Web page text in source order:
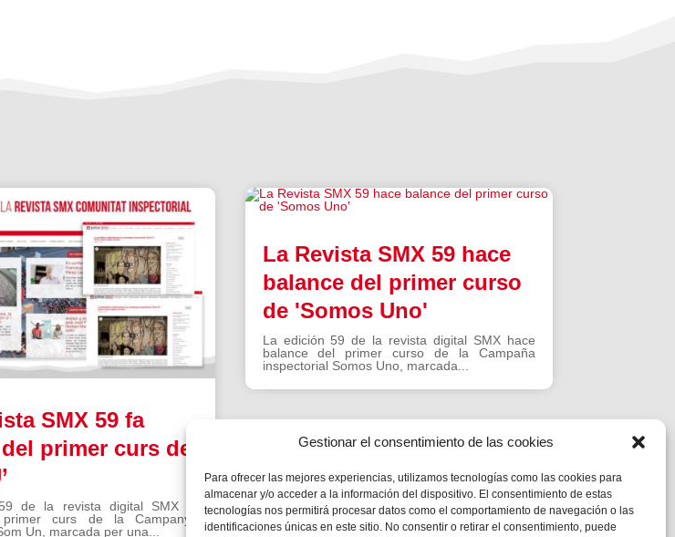
Gestionar el consentimiento de las cookies
Para ofrecer las mejores experiencias, utilizamos tecnologías como las cookies para
almacenar y/o acceder a la información del dispositivo. El consentimiento de estas
tecnologías nos permitirá procesar datos como el comportamiento de navegación o las
identificaciones únicas en este sitio. No consentir o retirar el consentimiento, puede
SMX 59 fa
primer curs de
de la revista digital SMX fa
curs de la Campanya
Un, marcada per una...
La Revista SMX 59 hace
balance del primer curso
de 'Somos Uno'
La edición 59 de la revista digital SMX hace
balance del primer curso de la Campaña
inspectorial Somos Uno, marcada...